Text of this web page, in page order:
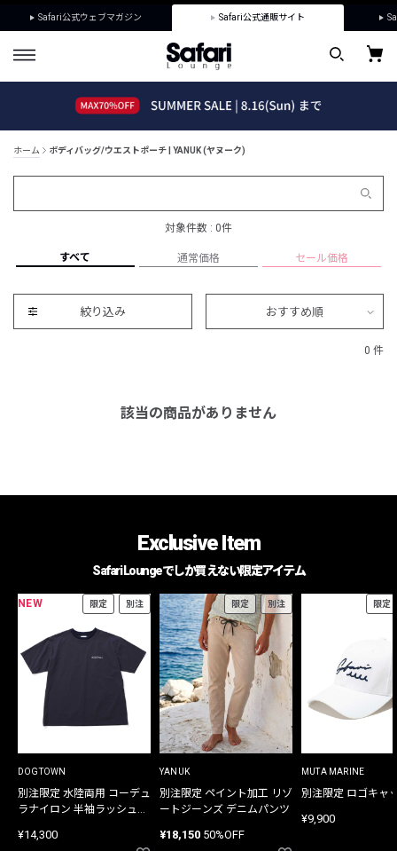
Safari公式ウェブマガジン Safari公式通販サイト
ホーム ボディバッグ/ウエストポーチ | YANUK (ヤヌーク)
対象件数 : 0件
すべて 通常価格 セール価格
絞り込み おすすめ順
0 件
該当の商品がありません
Exclusive Item
Safari Loungeでしか買えない限定アイテム
NEW 限定 別注
DOGTOWN
別注限定 水陸両用 コーデュ
ラナイロン 半袖ラッシュガ
¥14,300
限定 別注
YANUK
別注限定 ペイント加工 リゾ
ートジーンズ デニムパンツ
¥18,150 50%OFF
限定
MUTA MARINE
別注限定 ロゴキャ
¥9,900